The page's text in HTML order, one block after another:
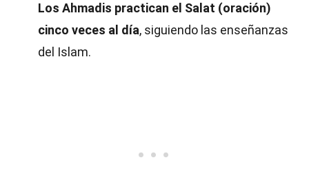
Los Ahmadis practican el Salat (oración)
cinco veces al día, siguiendo las enseñanzas
del Islam.